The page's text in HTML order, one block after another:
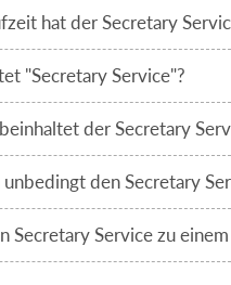
hat der Secretary
"Secretary Service"?
der Secretary
den Secretary
Secretary Service zu